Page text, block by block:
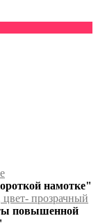
намотке"
прозрачный
повышенной